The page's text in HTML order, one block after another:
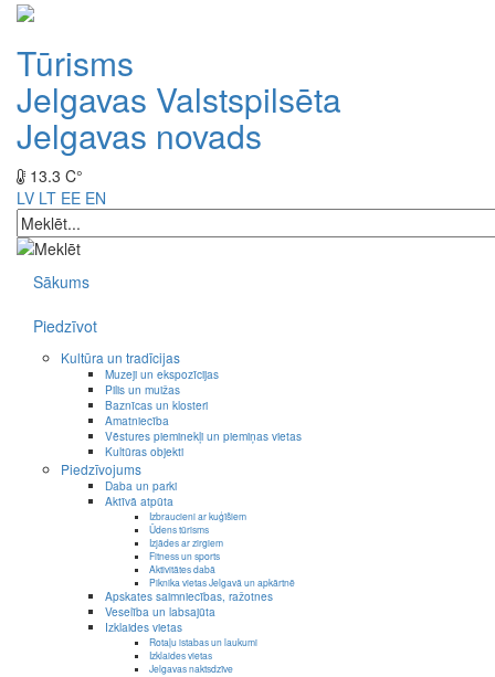
Tūrisms
Jelgavas Valstspilsēta
Jelgavas novads
13.3 C°
LV LT EE EN
Sākums
Piedzīvot
Kultūra un tradīcijas
Muzeji un ekspozīcijas
Pilis un muižas
Baznīcas un klosteri
Amatniecība
Vēstures pieminekļi un piemiņas vietas
Kultūras objekti
Piedzīvojums
Daba un parki
Aktīvā atpūta
Izbraucieni ar kuģīšiem
Ūdens tūrisms
Izjādes ar zirgiem
Fitness un sports
Aktivitātes dabā
Piknika vietas Jelgavā un apkārtnē
Apskates saimniecības, ražotnes
Veselība un labsajūta
Izklaides vietas
Rotaļu istabas un laukumi
Izklaides vietas
Jelgavas naktsdzīve